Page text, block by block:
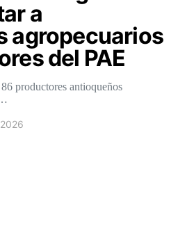
a
agropecuarios
del PAE
productores antioqueños